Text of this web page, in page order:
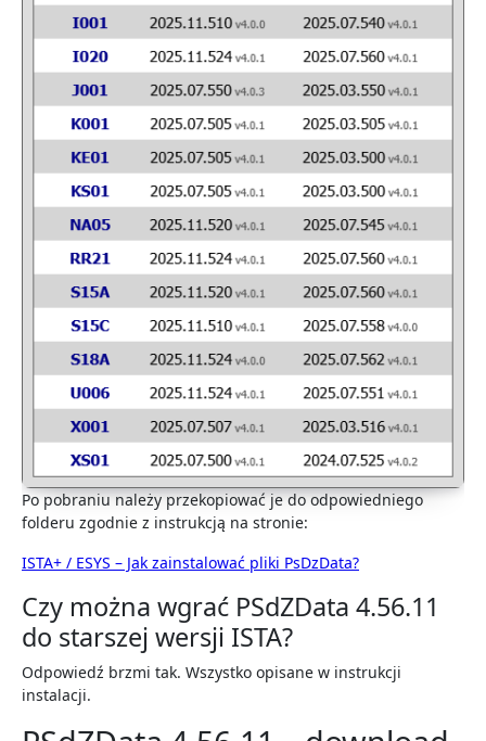
Po pobraniu należy przekopiować je do odpowiedniego
folderu zgodnie z instrukcją na stronie:
ISTA+ / ESYS – Jak zainstalować pliki PsDzData?
Czy można wgrać PSdZData 4.56.11
do starszej wersji ISTA?
Odpowiedź brzmi tak. Wszystko opisane w instrukcji
instalacji.